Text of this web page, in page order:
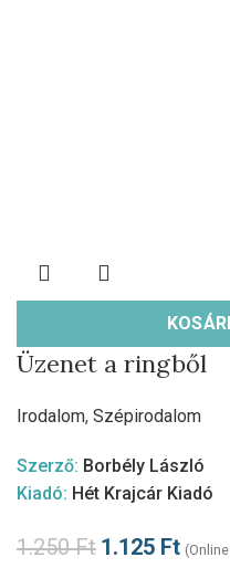
Üzenet a ringből
Irodalom, Szépirodalom
Szerző: Borbély László
Kiadó: Hét Krajcár Kiadó
1.250Ft 1.125 Ft